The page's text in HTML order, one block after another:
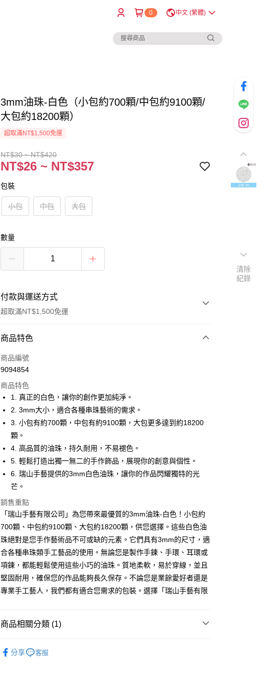
0 中文 (繁體)
3mm油珠-白色（小包約700顆/中包約9100顆/
大包約18200顆）
超取滿NT$1,500免運
NT$30 ~ NT$420
NT$26 ~ NT$357
包裝
小包 中包 大包
數量
付款與運送方式
超取滿NT$1,500免運
付款方式
信用卡一次付款
Apple Pay
街口支付
悠遊付
運送方式
全家取貨付款
每筆NT$60，滿NT$1,500(含以上)免運費
付款後全家取貨
每筆NT$60，滿NT$1,500(含以上)免運費
7-11取貨付款
每筆NT$60，滿NT$1,500(含以上)免運費
付款後7-11取貨
每筆NT$60，滿NT$1,500(含以上)免運費
每筆NT$130，滿NT$2,000(含以上)免運費
商品特色
商品編號
9094854
商品特色
1. 真正的白色，讓你的創作更加純淨。
2. 3mm大小，適合各種串珠藝術的需求。
3. 小包有約700顆，中包有約9100顆，大包更多達到約18200
顆。
4. 高品質的油珠，持久耐用，不易褪色。
5. 輕鬆打造出獨一無二的手作飾品，展現你的創意與個性。
6. 瑞山手藝提供的3mm白色油珠，讓你的作品閃耀獨特的光
芒。
銷售重點
「瑞山手藝有限公司」為您帶來最優質的3mm油珠-白色！小包約
700顆、中包約9100顆、大包約18200顆，供您選擇。這些白色油
珠絕對是您手作藝術品不可或缺的元素。它們具有3mm的尺寸，適
合各種串珠類手工藝品的使用。無論您是製作手鍊、手環、耳環或
項鍊，都能輕鬆使用這些小巧的油珠。質地柔軟，易於穿線，並且
堅固耐用，確保您的作品能夠長久保存。不論您是業餘愛好者還是
專業手工藝人，我們都有適合您需求的包裝。選擇「瑞山手藝有限
商品相關分類 (1)
分享
客服
清除
紀錄